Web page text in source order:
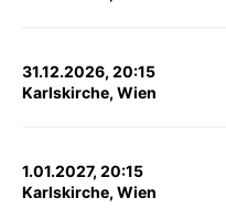
31.12.2026, 20:15
Karlskirche, Wien
1.01.2027, 20:15
Karlskirche, Wien